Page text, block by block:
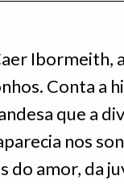
Ibormeith,
Conta a
que a
nos
do amor, da